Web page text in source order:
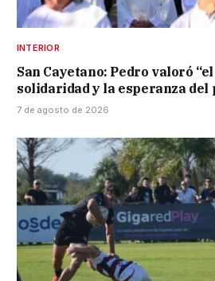
INTERIOR
San Cayetano: Pedro valoró
solidaridad y la esperanza del
7 de agosto de 2026